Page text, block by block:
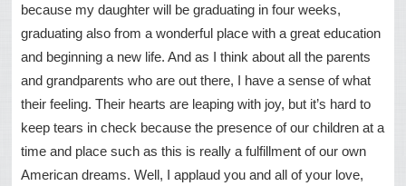
because my daughter will be graduating in four weeks,
graduating also from a wonderful place with a great education
and beginning a new life. And as I think about all the parents
and grandparents who are out there, I have a sense of what
their feeling. Their hearts are leaping with joy, but it’s hard to
keep tears in check because the presence of our children at a
time and place such as this is really a fulfillment of our own
American dreams. Well, I applaud you and all of your love,